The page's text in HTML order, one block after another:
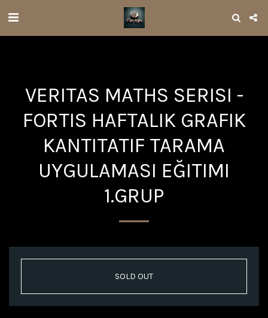
VERITAS MATHS SERISI -
FORTIS HAFTALIK GRAFIK
KANTITATIF TARAMA
UYGULAMASI EĞITIMI
1.GRUP
SOLD OUT